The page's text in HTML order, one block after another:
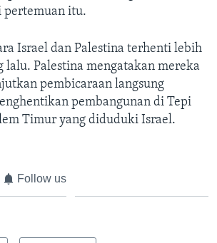
pertemuan itu.
Israel dan Palestina terhenti lebih
lalu. Palestina mengatakan mereka
pembicaraan langsung
pembangunan di Tepi
Timur yang diduduki Israel.
Follow us